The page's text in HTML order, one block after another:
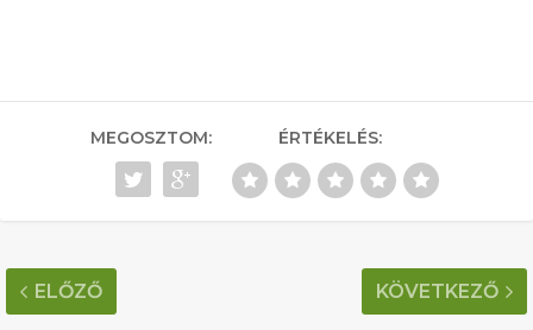
MEGOSZTOM: ÉRTÉKELÉS:
ELŐZŐ KÖVETKEZŐ